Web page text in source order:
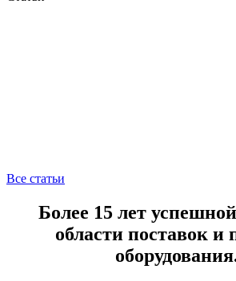
Все статьи
Более 15 лет
области поставок и